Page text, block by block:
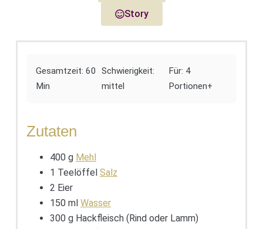
Story
Gesamtzeit: 60
Min
Schwierigkeit:
mittel
Für: 4
Portionen+
Zutaten
400 g Mehl
1 Teelöffel Salz
2 Eier
150 ml Wasser
300 g Hackfleisch (Rind oder Lamm)